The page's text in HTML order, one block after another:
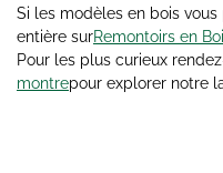
Si les modèles en bois
entière surRemontoirs en
Pour les plus curieux
montrepour explorer notre